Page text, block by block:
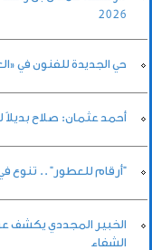
2026
حي الجديدة للفنون في
أحمد عثمان: صلاح بديلاً
"أرقام للعطور" .. تنوع
الخبير المجددي يكشف
الشفاء